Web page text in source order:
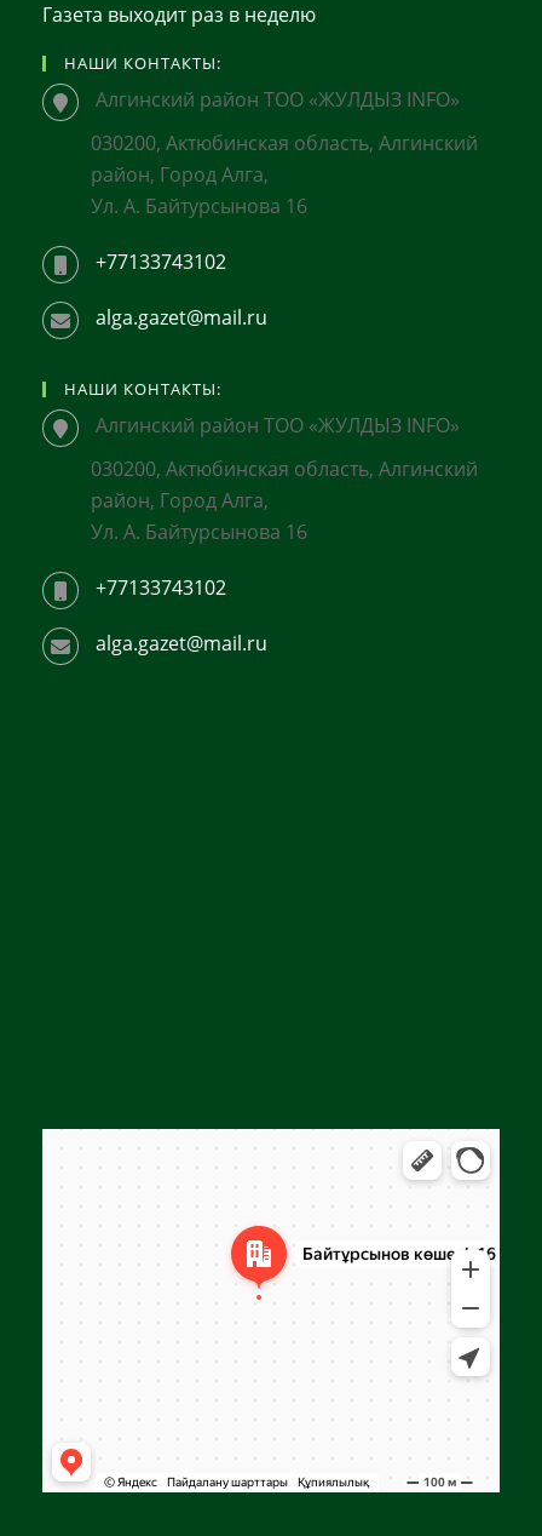
Газета выходит раз в неделю
НАШИ КОНТАКТЫ:
Алгинский район ТОО «ЖУЛДЫЗ INFO»
030200, Актюбинская область, Алгинский
район, Город Алга,
Ул. А. Байтурсынова 16
+77133743102
alga.gazet@mail.ru
НАШИ КОНТАКТЫ:
Алгинский район ТОО «ЖУЛДЫЗ INFO»
030200, Актюбинская область, Алгинский
район, Город Алга,
Ул. А. Байтурсынова 16
+77133743102
alga.gazet@mail.ru